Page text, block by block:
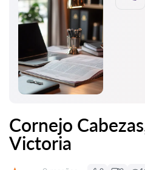
Cornejo
Victoria